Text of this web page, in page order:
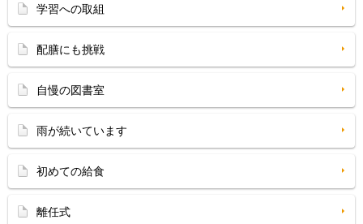
学習への取組
配膳にも挑戦
自慢の図書室
雨が続いています
初めての給食
離任式